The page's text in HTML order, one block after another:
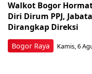
Bogor Raya
Walkot Bogor
Diri Dirum PPJ,
Dirangkap Direksi
Kamis, 6